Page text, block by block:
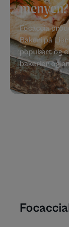
menyen?
Focaccia
Bakeri på
populært og
bakerier og